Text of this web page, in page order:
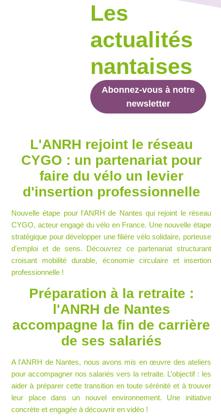
Les
actualités
nantaises
Abonnez-vous à notre
newsletter
L'ANRH rejoint le réseau
CYGO : un partenariat pour
faire du vélo un levier
d'insertion professionnelle
Nouvelle étape pour l'ANRH de Nantes qui rejoint le réseau
CYGO, acteur engagé du vélo en France. Une nouvelle étape
stratégique pour développer unefilière vélo solidaire, porteuse
d'emploi et de sens. Découvrez ce partenariat structurant
croisant mobilité durable, économie circulaire et insertion
professionnelle !
Préparation à la retraite :
l'ANRH de Nantes
accompagne la fin de carrière
de ses salariés
A l'ANRH de Nantes, nous avons mis en œuvre des ateliers
pour accompagner nos salariés vers la retraite. L’objectif : les
aider à préparer cette transition en toute sérénité et à trouver
leur place dans un nouvel environnement. Une initiative
concrète et engagée à découvrir en vidéo !